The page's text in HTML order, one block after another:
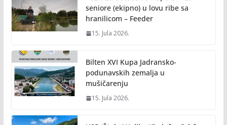
seniore (ekipno) u lovu ribe sa
hranilicom – Feeder
15. Jula 2026.
Bilten XVI Kupa Jadransko-
podunavskih zemalja u
mušičarenju
15. Jula 2026.